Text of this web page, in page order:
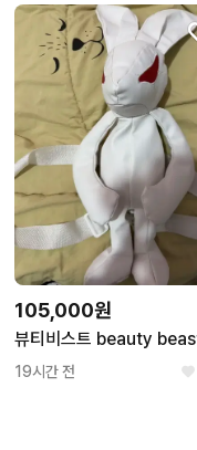
105,000원
19시간 전